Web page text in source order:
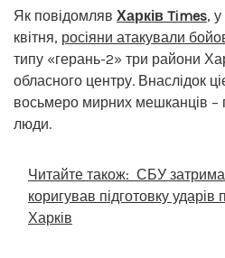
Як повідомляв Харків Times, у
квітня, росіяни атакували
типу «герань-2» три райони
обласного центру. Внаслідок
восьмеро мирних мешканців –
люди.
Читайте також: СБУ
коригував підготовку ударів
Харків